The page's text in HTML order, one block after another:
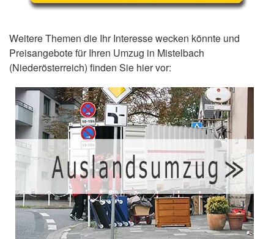
Weitere Themen die Ihr Interesse wecken könnte und
Preisangebote für Ihren Umzug in Mistelbach
(Niederösterreich) finden Sie hier vor: